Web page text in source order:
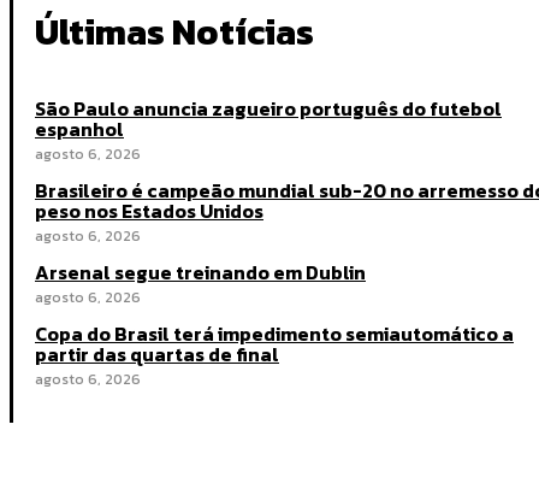
Últimas Notícias
São Paulo anuncia zagueiro português do futebol
espanhol
agosto 6, 2026
Brasileiro é campeão mundial sub-20 no arremesso
peso nos Estados Unidos
agosto 6, 2026
Arsenal segue treinando em Dublin
agosto 6, 2026
Copa do Brasil terá impedimento semiautomático a
partir das quartas de final
agosto 6, 2026